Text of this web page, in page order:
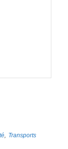
Transports